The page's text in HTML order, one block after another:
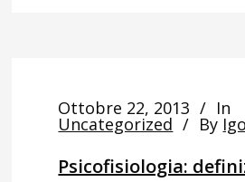
Ottobre 22, 2013 In
Uncategorized By
Psicofisiologia: